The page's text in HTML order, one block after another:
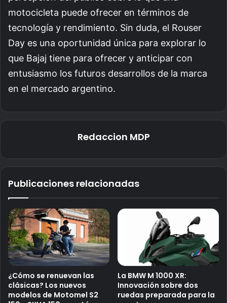
motocicleta puede ofrecer en términos de
tecnología y rendimiento. Sin duda, el Rouser
Day es una oportunidad única para explorar lo
que Bajaj tiene para ofrecer y anticipar con
entusiasmo los futuros desarrollos de la marca
en el mercado argentino.
Redaccion MDP
Publicaciones relacionadas
¿Cómo se renuevan las
clásicas? Los nuevos
modelos de Motomel S2
La BMW M 1000 XR:
Innovación sobre dos
ruedas preparada para la